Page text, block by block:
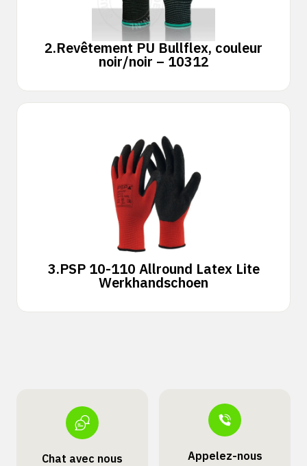
2.Revêtement PU Bullflex, couleur
noir/noir – 10312
3.PSP 10-110 Allround Latex Lite
Werkhandschoen
Chat avec nous Appelez-nous